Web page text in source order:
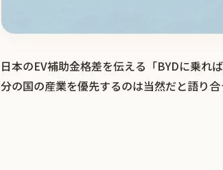
日本のEV補助金格差を伝える「BYDに乗れ
分の国の産業を優先するのは当然だと語り合